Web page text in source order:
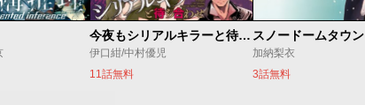
今夜もシリアルキラーと待ち合わせ
伊口紺/中村優児
11話無料
スノードームタウン
加納梨衣
3話無料